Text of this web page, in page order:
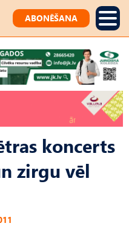
ABONĒŠANA
koncerts
zirgu vēl